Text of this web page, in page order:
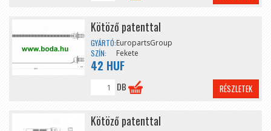
Kötöző patenttal
GYÁRTÓ:EuropartsGroup
SZÍN:
Fekete
42 HUF
DB RÉSZLETEK
Kötöző patenttal